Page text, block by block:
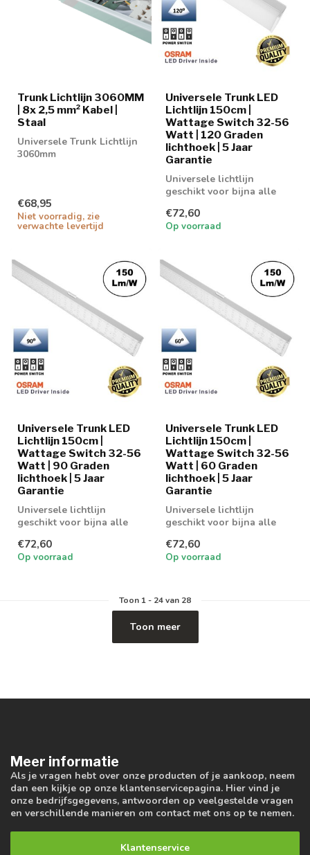
Trunk Lichtlijn 3060MM
| 8x 2,5 mm² Kabel |
Staal
Universele Trunk Lichtlijn
3060mm
€68,95
Niet voorradig, zie
verwachte levertijd
Universele Trunk LED
Lichtlijn 150cm |
Wattage Switch 32-56
Watt | 120 Graden
lichthoek | 5 Jaar
Garantie
Universele lichtlijn
geschikt voor bijna alle
€72,60
Op voorraad
Universele Trunk LED
Lichtlijn 150cm |
Wattage Switch 32-56
Watt | 90 Graden
lichthoek | 5 Jaar
Garantie
Universele lichtlijn
geschikt voor bijna alle
€72,60
Op voorraad
Universele Trunk LED
Lichtlijn 150cm |
Wattage Switch 32-56
Watt | 60 Graden
lichthoek | 5 Jaar
Garantie
Universele lichtlijn
geschikt voor bijna alle
€72,60
Op voorraad
Toon 1- 24van 28
Toon meer
Meer informatie
Als je vragen hebt over onze producten of je aankoop, neem
dan een kijkje op onze klantenservicepagina. Hier vind je
onze bedrijfsgegevens, antwoorden op veelgestelde vragen
en verschillende manieren om contact met ons op te nemen.
Klantenservice